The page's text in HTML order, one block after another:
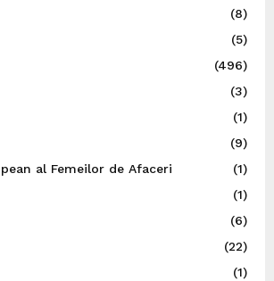
(8)
(5)
(496)
(3)
(1)
(9)
al Femeilor de Afaceri
(1)
(1)
(6)
(22)
(1)